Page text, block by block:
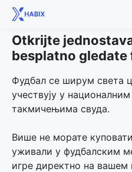
Skip
content
Otkrijte
besplatno gledate
Фудбал се ширум света
учествују у
такмичењима свуда.
Више не морате
уживали у фудбалским
игре директно на